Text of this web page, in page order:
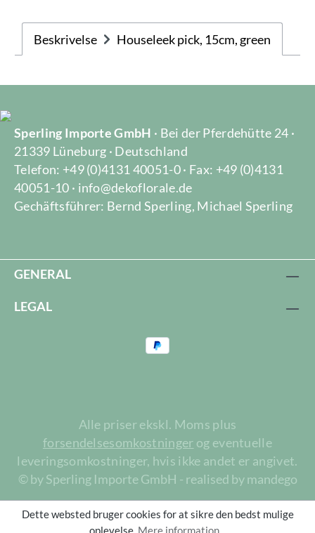
Beskrivelse Houseleek pick, 15cm, green
Sperling Importe GmbH · Bei der Pferdehütte 24 ·
21339 Lüneburg · Deutschland
Telefon: +49 (0)4131 40051-0 · Fax: +49 (0)4131
40051-10 · info@dekoflorale.de
Gechäftsführer: Bernd Sperling, Michael Sperling
GENERAL
LEGAL
Alle priser ekskl. Moms plus
forsendelsesomkostninger og eventuelle
leveringsomkostninger, hvis ikke andet er angivet.
© by Sperling Importe GmbH - realised by mandego
Dette websted bruger cookies for at sikre den bedst mulige
oplevelse. Mere information...